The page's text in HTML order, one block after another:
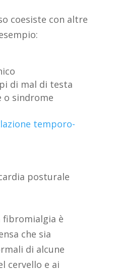
coesiste con altre
di mal di testa
o sindrome
temporo-
posturale
fibromialgia è
che sia
di alcune
cervello e ai